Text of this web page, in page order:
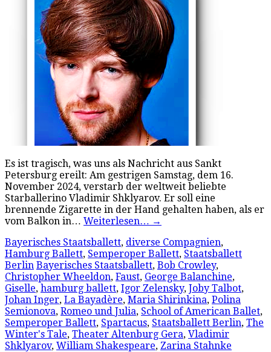
Es ist tragisch, was uns als Nachricht aus Sankt
Petersburg ereilt: Am gestrigen Samstag, dem 16.
November 2024, verstarb der weltweit beliebte
Starballerino Vladimir Shklyarov. Er soll eine
brennende Zigarette in der Hand gehalten haben, als er
vom Balkon in… Weiterlesen… →
Bayerisches Staatsballett, diverse Compagnien,
Hamburg Ballett, Semperoper Ballett, Staatsballett
Berlin Bayerisches Staatsballett, Bob Crowley,
Christopher Wheeldon, Faust, George Balanchine,
Giselle, hamburg ballett, Igor Zelensky, Joby Talbot,
Johan Inger, La Bayadère, Maria Shirinkina, Polina
Semionova, Romeo und Julia, School of American Ballet,
Semperoper Ballett, Spartacus, Staatsballett Berlin, The
Winter's Tale, Theater Altenburg Gera, Vladimir
Shklyarov, William Shakespeare, Zarina Stahnke